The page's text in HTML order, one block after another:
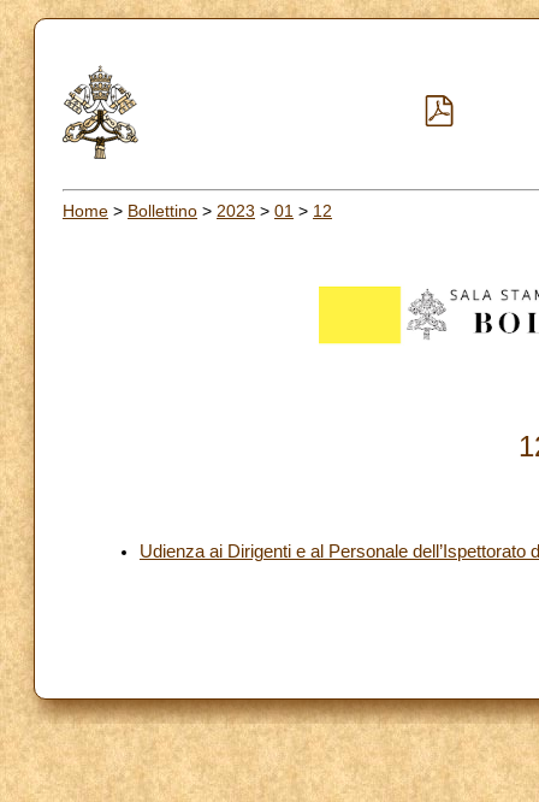
Home > Bollettino > 2023 > 01 > 12
Udienza ai Dirigenti e al Personale